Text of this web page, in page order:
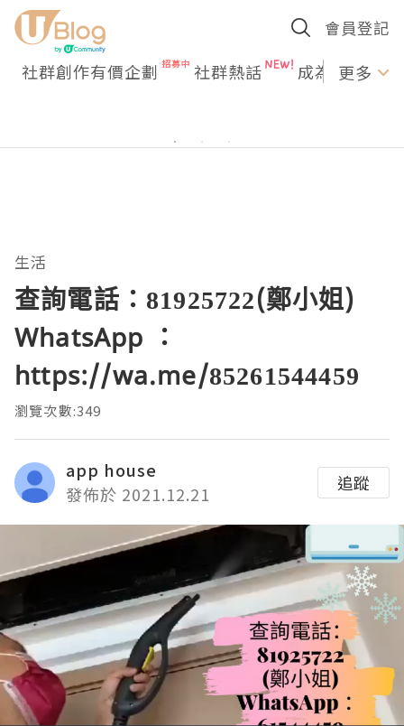
會員登記
社群創作有價企劃 社群熱話 成為U更多
生活
查詢電話：81925722(鄭小姐)
WhatsApp ：
https://wa.me/85261544459
瀏覽次數:349
app house
發佈於 2021.12.21
追蹤